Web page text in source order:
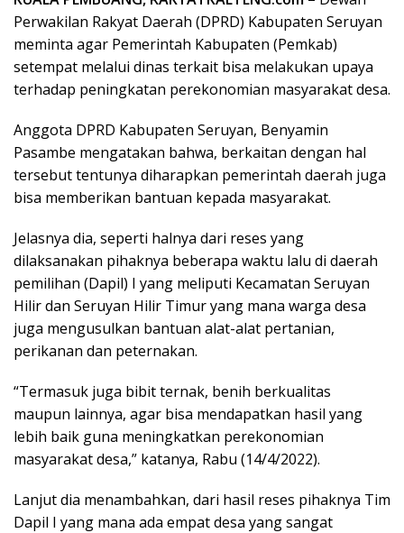
Perwakilan Rakyat Daerah (DPRD) Kabupaten Seruyan
meminta agar Pemerintah Kabupaten (Pemkab)
setempat melalui dinas terkait bisa melakukan upaya
terhadap peningkatan perekonomian masyarakat desa.
Anggota DPRD Kabupaten Seruyan, Benyamin
Pasambe mengatakan bahwa, berkaitan dengan hal
tersebut tentunya diharapkan pemerintah daerah juga
bisa memberikan bantuan kepada masyarakat.
Jelasnya dia, seperti halnya dari reses yang
dilaksanakan pihaknya beberapa waktu lalu di daerah
pemilihan (Dapil) I yang meliputi Kecamatan Seruyan
Hilir dan Seruyan Hilir Timur yang mana warga desa
juga mengusulkan bantuan alat-alat pertanian,
perikanan dan peternakan.
“Termasuk juga bibit ternak, benih berkualitas
maupun lainnya, agar bisa mendapatkan hasil yang
lebih baik guna meningkatkan perekonomian
masyarakat desa,” katanya, Rabu (14/4/2022).
Lanjut dia menambahkan, dari hasil reses pihaknya Tim
Dapil I yang mana ada empat desa yang sangat